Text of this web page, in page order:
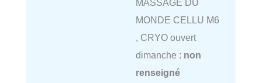
MASSAGE DU
MONDE CELLU M6
, CRYO ouvert
dimanche : non
renseigné